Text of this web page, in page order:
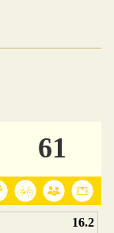
完整即時空